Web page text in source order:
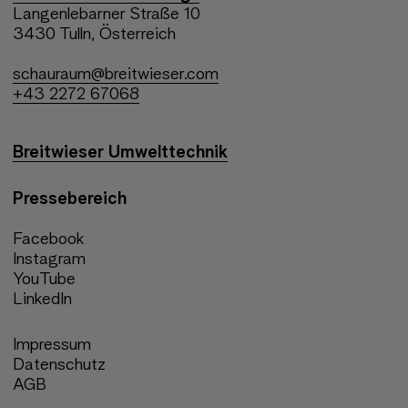
Langenlebarner Straße 10
3430 Tulln, Österreich
schauraum@breitwieser.com
+43 2272 67068
Breitwieser Umwelttechnik
Pressebereich
Facebook
Instagram
YouTube
LinkedIn
Impressum
Datenschutz
AGB